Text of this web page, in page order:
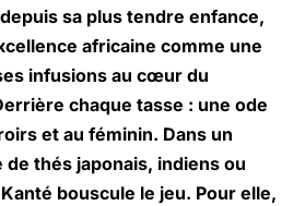
sa plus tendre enfance,
africaine comme une
infusions au cœur du
chaque tasse : une ode
et au féminin. Dans un
thés japonais, indiens ou
bouscule le jeu. Pour elle,